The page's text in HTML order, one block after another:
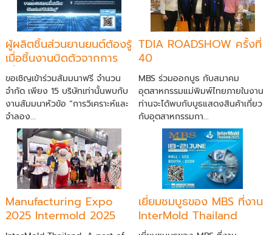
ผู้ผลิตชิ้นส่วนยานยนต์ต้องรู้
เมื่อชิ้นงานบิดตัวจากการ
เชื่อม
ขอเชิญเข้าร่วมสัมมนาฟรี จำนวน
จำกัด เพียง 15 บริษัทเท่านั้นพบกับ
งานสัมมนาหัวข้อ ”การวิเคราะห์และ
จำลอง...
TDIA ROADSHOW ครั้งที่
40
MBS ร่วมออกบูธ กับสมาคม
อุตสาหกรรมแม่พิมพ์ไทยภายในงาน
ท่านจะได้พบกับบูธแสดงสินค้าเกี่ยว
กับอุตสาหกรรมกา...
Manufacturing Expo
2025 Intermold 2025
เยี่ยมชมบูธของ MBS ที่งาน
InterMold Thailand
2025